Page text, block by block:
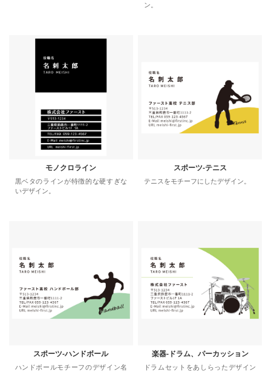
ン。
モノクロライン
黒ベタのラインが特徴的な硬すぎな
いデザイン。
スポーツ-テニス
テニスをモチーフにしたデザイン。
スポーツ-ハンドボール
ハンドボールモチーフのデザイン名
楽器-ドラム、パーカッション
ドラムセットをあしらったデザイン